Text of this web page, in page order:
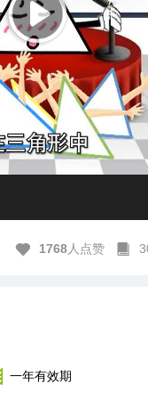
1768人点赞
一年有效期